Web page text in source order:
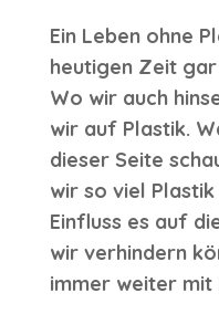
Ein Leben ohne
heutigen Zeit
Wo wir auch
wir auf Plastik.
dieser Seite
wir so viel
Einfluss es auf
wir verhindern
immer weiter mit